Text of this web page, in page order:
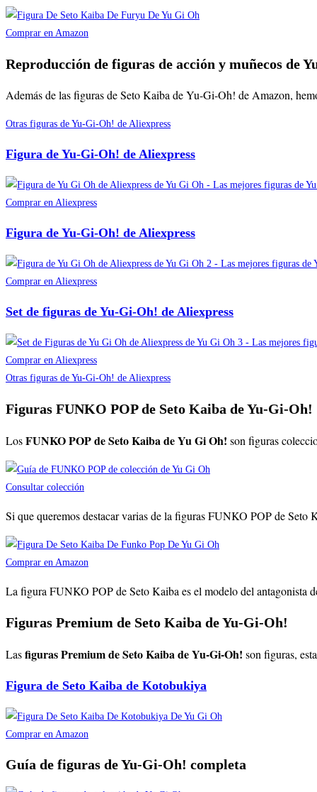
Comprar en Amazon
Reproducción de figuras de acción y muñecos de
Además de las figuras de Seto Kaiba de Yu-Gi-Oh! de Amazon,
Otras figuras de Yu-Gi-Oh! de Aliexpress
Figura de Yu-Gi-Oh! de Aliexpress
Comprar en Aliexpress
Figura de Yu-Gi-Oh! de Aliexpress
Comprar en Aliexpress
Set de figuras de Yu-Gi-Oh! de Aliexpress
Comprar en Aliexpress
Otras figuras de Yu-Gi-Oh! de Aliexpress
Figuras FUNKO POP de Seto Kaiba de Yu-Gi-Oh!
LosFUNKO POP de Seto Kaiba de Yu Gi Oh! son figuras
Consultar colección
Si que queremos destacar varias de la figuras FUNKO POP de
Comprar en Amazon
La figura FUNKO POP de Seto Kaiba es el modelo del antagonista
Figuras Premium de Seto Kaiba de Yu-Gi-Oh!
Lasfiguras Premium de Seto Kaiba de Yu-Gi-Oh! son figuras,
Figura de Seto Kaiba de Kotobukiya
Comprar en Amazon
Guía de figuras de Yu-Gi-Oh! completa